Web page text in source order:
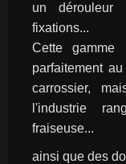
un dérouleur
fixations...
Cette gamme
parfaitement
carrossier,
l'industrie
fraiseuse...
ainsi que des